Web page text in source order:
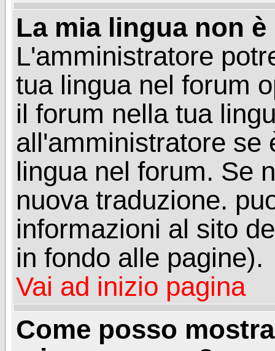
La mia lingua non
L'amministratore
tua lingua nel forum
il forum nella tua
all'amministratore se
lingua nel forum. Se
nuova traduzione.
informazioni al sito
in fondo alle pagine).
Vai ad inizio pagina
Come posso